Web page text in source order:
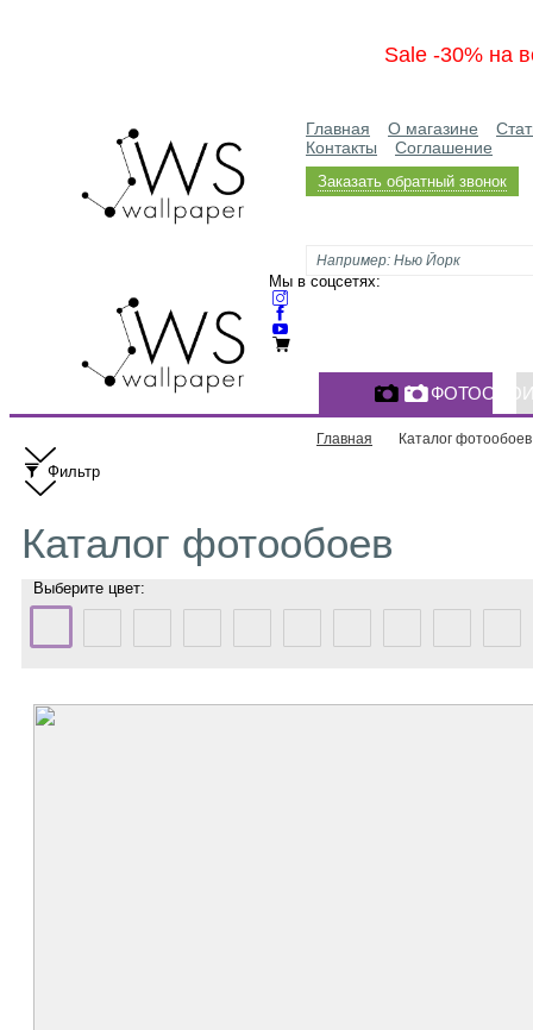
Sale -30% на
Главная О магазине
Контакты
Соглашение
Заказать обратный звонок
Мы в соцсетях:
Главная Каталог фотообоев
Фильтр
Каталог фотообоев
Выберите цвет: